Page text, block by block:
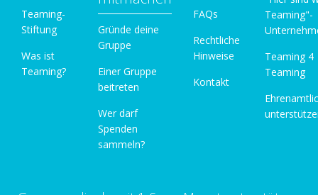
Teaming-
Stiftung
Was ist
Teaming?
Gründe deine
Gruppe
Einer Gruppe
beitreten
Wer darf
Spenden
sammeln?
FAQs
Rechtliche
Hinweise
Kontakt
Teaming"-
Teaming 4
Teaming